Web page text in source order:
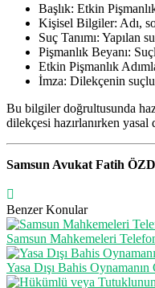
Başlık: Etkin
Kişisel Bilgiler: Adı,
Suç Tanımı: Yapılan
Pişmanlık Beyanı:
Etkin Pişmanlık
İmza: Dilekçenin suçlu
Bu bilgiler doğrultusunda
dilekçesi hazırlanırken yasal
Samsun Avukat Fatih
Benzer Konular
Samsun Mahkemeleri
Yasa Dışı Bahis Oynamanın